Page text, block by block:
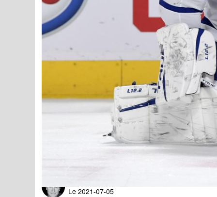
Il ne sera pas le gardien
Le 2021-07-05